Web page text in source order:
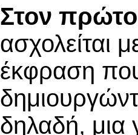
Στον
ασχολείται
έκφραση
δηλαδή,